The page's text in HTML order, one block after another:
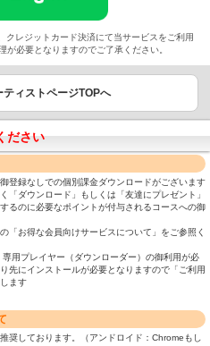
レジットカード決済にて当サービスをご利用
必要となりますのでご了承ください。
ティストページTOPへ
ださい
登録なしでの個別課金ダウンロードがございます
「ダウンロード」もしくは「友達にプレゼント」
るのに必要なポイントが付与されるコースへの御
「お得な会員向けサービスについて」をご参照く
用プレイヤー（ダウンローダー）の御利用が必
先にインストールが必要となりますので「ご利用
ます
奨しております。（アンドロイド：Chromeもし